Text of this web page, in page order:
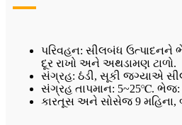
પરિવહન: સીલબંધ ઉત્પાદનને
દૂર રાખો અને અથડામણ ટાળો.
સંગ્રહ: ઠંડી, સૂકી જગ્યાએ
સંગ્રહ તાપમાન: 5~25℃. ભેજ:
કારતૂસ અને સોસેજ 9 મહિના,